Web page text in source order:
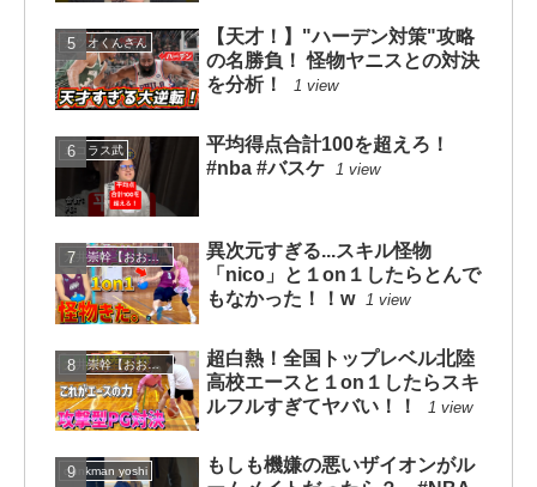
カツオくんさん
【天才！】"ハーデン対策"攻略
の名勝負！ 怪物ヤニスとの対決
を分析！
1 view
ニコラス武
平均得点合計100を超えろ！
#nba #バスケ
1 view
大井崇幹【おおいたかよし】
異次元すぎる...スキル怪物
「nico」と１on１したらとんで
もなかった！！w 1 view
大井崇幹【おおいたかよし】
超白熱！全国トップレベル北陸
高校エースと１on１したらスキ
ルフルすぎてヤバい！！
1 view
dunkman yoshi
もしも機嫌の悪いザイオンがル